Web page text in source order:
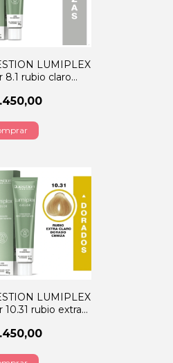
LUMIPLEX
8.1 rubio claro
LUMIPLEX
10.31 rubio extra